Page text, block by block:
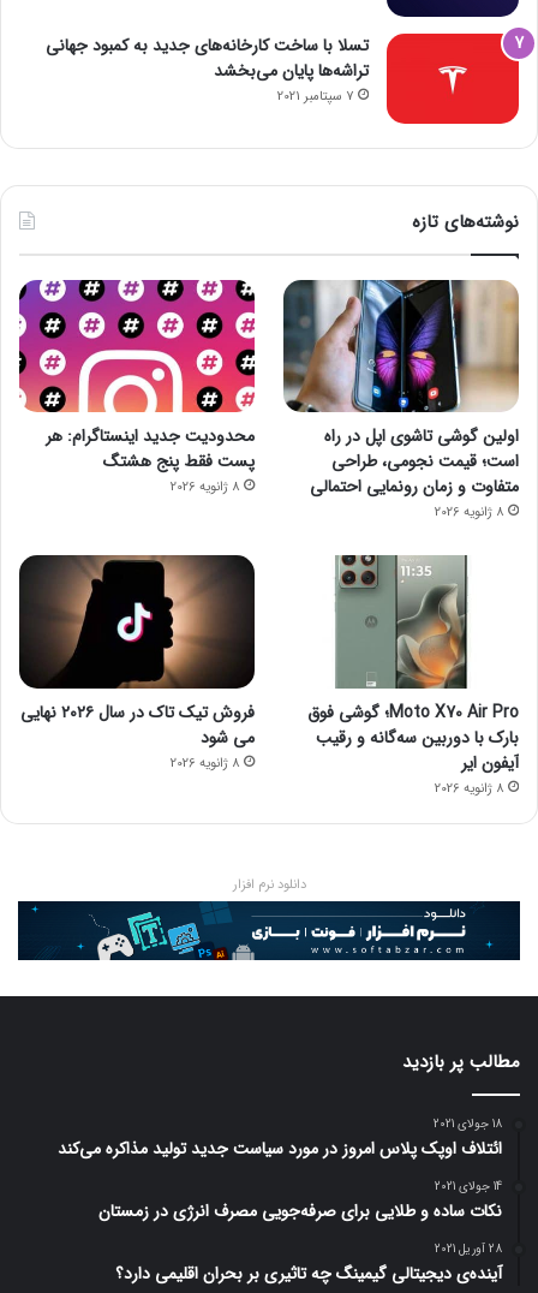
تسلا با ساخت کارخانه‌های جدید به کمبود جهانی
تراشه‌ها پایان می‌بخشد
7 سپتامبر 2021
نوشته‌های تازه
اولین گوشی تاشوی اپل در راه
است؛ قیمت نجومی، طراحی
متفاوت و زمان رونمایی احتمالی
8 ژانویه 2026
محدودیت جدید اینستاگرام: هر
پست فقط پنج هشتگ
8 ژانویه 2026
Moto X70 Air Pro؛ گوشی فوق
بارک با دوربین سه‌گانه و رقیب
آیفون ایر
8 ژانویه 2026
فروش تیک تاک در سال ۲۰۲۶ نهایی
می شود
8 ژانویه 2026
دانلود نرم افزار
مطالب پر بازدید
18 جولای 2021
ائتلاف اوپک پلاس امروز در مورد سیاست جدید تولید مذاکره می‌کند
14 جولای 2021
نکات ساده و طلایی برای صرفه‌جویی مصرف انرژی در زمستان
28 آوریل 2021
آینده‌ی دیجیتالی گیمینگ چه تاثیری بر بحران اقلیمی دارد؟